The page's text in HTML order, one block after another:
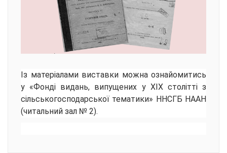
Із матеріалами виставки можна ознайомитись
у «Фонді видань, випущених у XIX столітті з
сільськогосподарської тематики» ННСГБ НААН
(читальний зал № 2).